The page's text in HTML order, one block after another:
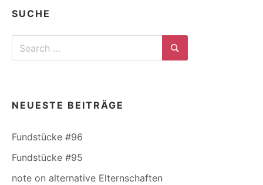
SUCHE
Search
for:
Search
NEUESTE BEITRÄGE
Fundstücke #96
Fundstücke #95
note on alternative Elternschaften